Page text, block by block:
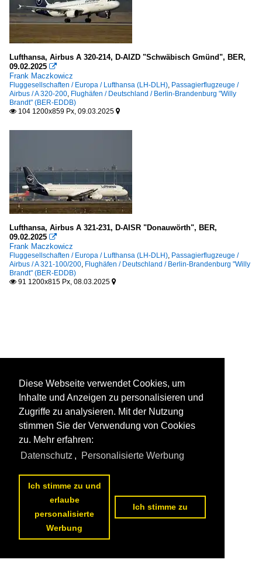
Lufthansa, Airbus A 320-214, D-AIZD "Schwäbisch Gmünd", BER,
09.02.2025 
Frank Maczkowicz
Fluggesellschaften / Europa / Lufthansa (LH-DLH) Passagierflugzeuge /
Airbus / A 320-200 Flughäfen / Deutschland / Berlin-Brandenburg "Willy
Brandt" (BER-EDDB)
 104 1200x859 Px, 09.03.2025 
Lufthansa, Airbus A 321-231, D-AISR "Donauwörth", BER,
09.02.2025 
Frank Maczkowicz
Fluggesellschaften / Europa / Lufthansa (LH-DLH) Passagierflugzeuge /
Airbus / A 321-100/200 Flughäfen / Deutschland / Berlin-Brandenburg "Willy
Brandt" (BER-EDDB)
 91 1200x815 Px, 08.03.2025 
Diese Webseite verwendet Cookies, um
Inhalte und Anzeigen zu personalisieren und
Zugriffe zu analysieren. Mit der Nutzung
stimmen Sie der Verwendung von Cookies
zu. Mehr erfahren:
Datenschutz , Personalisierte Werbung
Ich stimme zu und
erlaube
personalisierte
Werbung
Ich stimme zu